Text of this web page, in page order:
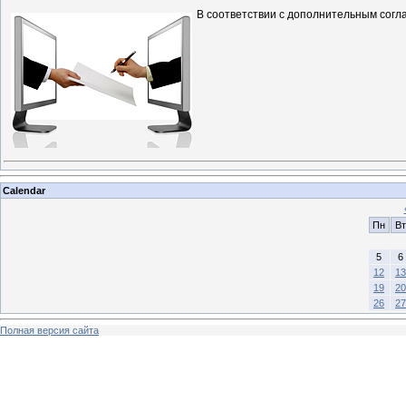
В соответствии с дополнительным
Calendar
Пн
Вт
5
6
12
13
19
20
26
27
Полная версия сайта